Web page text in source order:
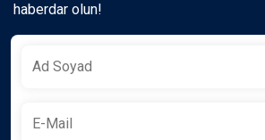
haberdar olun!